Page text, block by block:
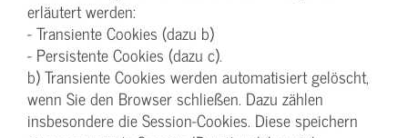
erläutert werden:
- Transiente Cookies (dazu b)
- Persistente Cookies (dazu c).
b) Transiente Cookies werden automatisiert gelöscht,
wenn Sie den Browser schließen. Dazu zählen
insbesondere die Session-Cookies. Diese speichern